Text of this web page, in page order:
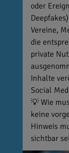
oder
Vereine,
die
private
Inhalte
Social
💡 Wie
keine
Hinweis
sichtbar